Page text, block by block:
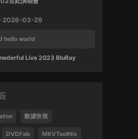
2026-03-29
hello world
Live 2023 BluRay
完整欣賞過
1999 友個人演唱會 60FPS 清晰版
04-28
數據恢複
DVDFab MKVToolNix